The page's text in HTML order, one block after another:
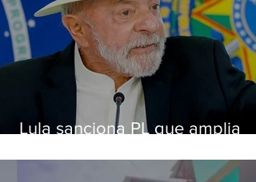
Lula sanciona PL que amplia
crianças